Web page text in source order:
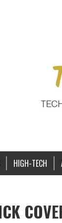
HIGH-TECH